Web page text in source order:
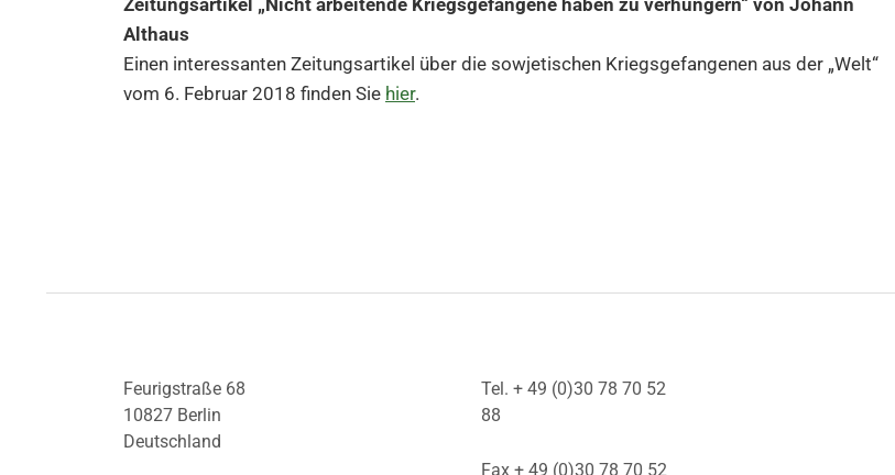
Althaus
Einen interessanten Zeitungsartikel über die sowjetischen Kriegsgefangenen aus der „Welt“
vom 6. Februar 2018 finden Sie hier.
Feurigstraße 68
10827 Berlin
Deutschland
Tel. + 49 (0)30 78 70 52
88
Fax + 49 (0)30 78 70 52